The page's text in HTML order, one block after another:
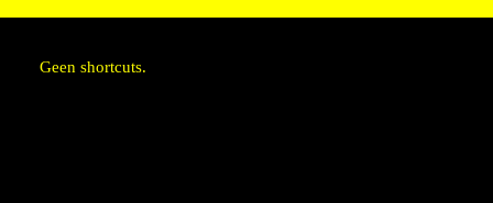
Geen shortcuts.